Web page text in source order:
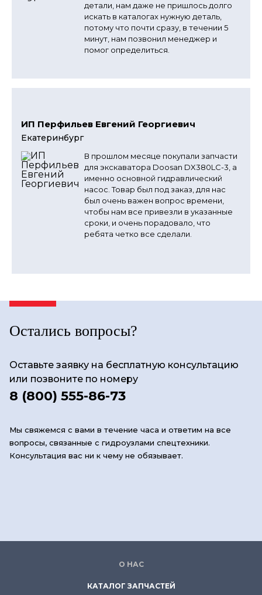
детали, нам даже не пришлось долго
искать в каталогах нужную деталь,
потому что почти сразу, в течении 5
минут, нам позвонил менеджер и
помог определиться.
ИП Перфильев Евгений Георгиевич
Екатеринбург
В прошлом месяце покупали запчасти
для экскаватора Doosan DX380LC-3, а
именно основной гидравлический
насос. Товар был под заказ, для нас
был очень важен вопрос времени,
чтобы нам все привезли в указанные
сроки, и очень порадовало, что
ребята четко все сделали.
Остались вопросы?
Оставьте заявку на бесплатную консультацию
или позвоните по номеру
8 (800) 555-86-73
Мы свяжемся с вами в течение часа и ответим на все
вопросы, связанные с гидроузлами спецтехники.
Консультация вас ни к чему не обязывает.
О НАС
КАТАЛОГ ЗАПЧАСТЕЙ